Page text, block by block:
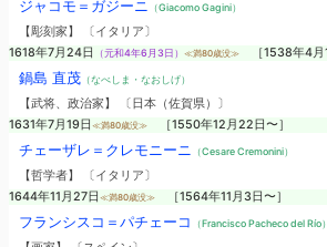
ジャコモ＝ガジーニ （Giacomo Gagini）
【彫刻家】 〔イタリア〕
1618年7月24日
（元和4年6月3日） ≪満80歳没≫ ［1538年4月
鍋島 直茂（なべしま・なおしげ）
【武将、政治家】 〔日本（佐賀県）〕
1631年7月19日 ≪満80歳没≫ ［1550年12月22日〜］
チェーザレ＝クレモニーニ （Cesare Cremonini）
【哲学者】 〔イタリア〕
1644年11月27日 ≪満80歳没≫ ［1564年11月3日〜］
フランシスコ＝パチェーコ （Francisco Pacheco del Río）